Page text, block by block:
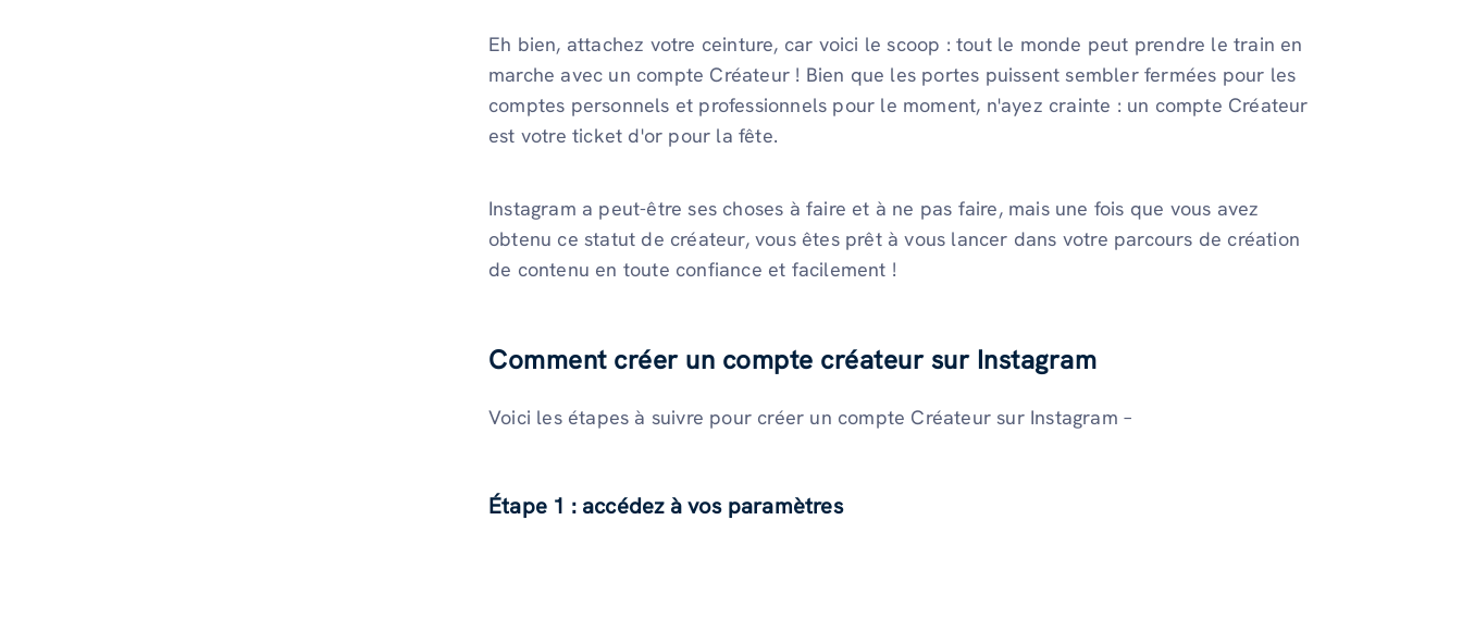
Eh bien, attachez votre ceinture, car voici le scoop : tout le monde peut prendre le train en
marche avec un compte Créateur ! Bien que les portes puissent sembler fermées pour les
comptes personnels et professionnels pour le moment, n'ayez crainte : un compte Créateur
est votre ticket d'or pour la fête.
Instagram a peut-être ses choses à faire et à ne pas faire, mais une fois que vous avez
obtenu ce statut de créateur, vous êtes prêt à vous lancer dans votre parcours de création
de contenu en toute confiance et facilement !
Comment créer un compte créateur sur Instagram
Voici les étapes à suivre pour créer un compte Créateur sur Instagram –
Étape 1 : accédez à vos paramètres